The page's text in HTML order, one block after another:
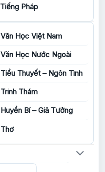
Tiếng Pháp
Văn Học Việt Nam
Văn Học Nước Ngoài
Tiểu Thuyết – Ngôn Tình
Trinh Thám
Huyền Bí – Giả Tưởng
Thơ